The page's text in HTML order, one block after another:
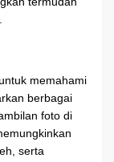
memahami
berbagai
foto di
serta